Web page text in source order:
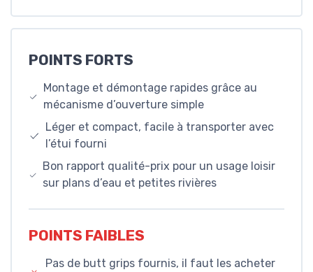
POINTS FORTS
Montage et démontage rapides grâce au
mécanisme d’ouverture simple
Léger et compact, facile à transporter avec
l’étui fourni
Bon rapport qualité-prix pour un usage loisir
sur plans d’eau et petites rivières
POINTS FAIBLES
Pas de butt grips fournis, il faut les acheter